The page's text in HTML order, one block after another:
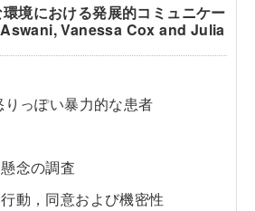
境における発展的コミュニケー
Vanessa Cox and Julia
っぽい暴力的な患者
念の調査
動，同意および機密性